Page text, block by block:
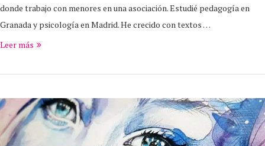
donde trabajo con menores en una asociación. Estudié pedagogía en
Granada y psicología en Madrid. He crecido con textos …
Leer más